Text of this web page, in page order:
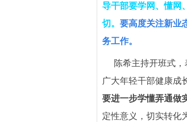
导干部要学网、懂网
切。 要高度关注新业
务工作。
陈希主持开班式
广大年轻干部健康成
要进一步学懂弄通做
定性意义，切实转化